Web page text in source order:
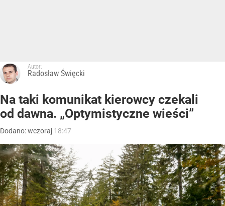
Autor:
Radosław Święcki
Na taki komunikat kierowcy czekali
od dawna. „Optymistyczne wieści”
Dodano:wczoraj 18:47